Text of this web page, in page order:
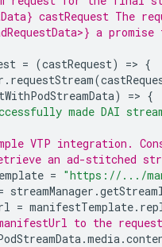
castRequest The
a
= (castRequest) => {
. requestStream(
) => {
made DAI
VTP integration.
an ad-stitched
= "https://.../
streamManager .
= manifestTemplate.
to the
.media.